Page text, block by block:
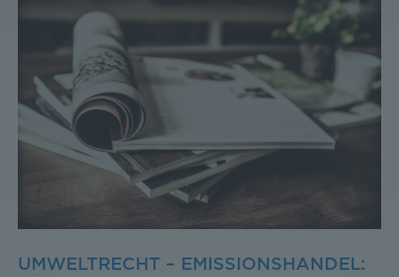
UMWELTRECHT – EMISSIONSHANDEL: